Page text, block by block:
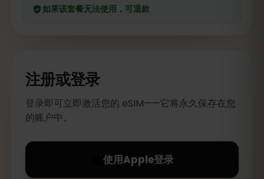
如果该套餐无法使用，可退款
注册或登录
登录即可立即激活您的 eSIM——它将永久保存在您
的账户中。
使用Apple登录